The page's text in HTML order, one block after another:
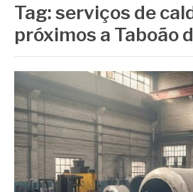
Tag:serviços de
próximos a Taboão